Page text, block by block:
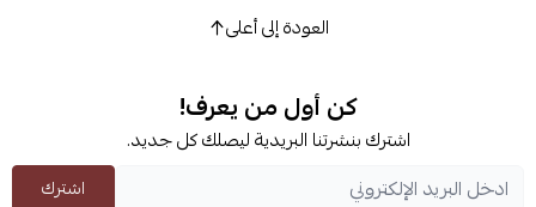
العودة إلى أعلى
كن أول من يعرف!
اشترك بنشرتنا البريدية ليصلك كل جديد.
اشترك